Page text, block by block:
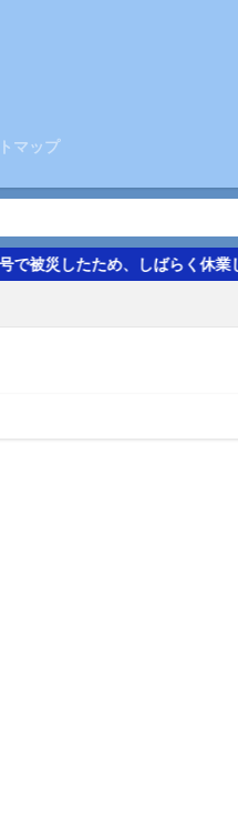
マップ
め、しばらく休業しますm(_ _)m